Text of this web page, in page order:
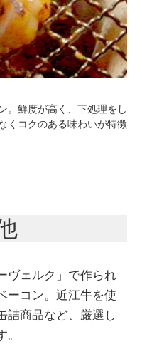
。鮮度が高く、下処理をし
くコクのある味わいが特徴
ヴェルク」で作られ
ーコン。近江牛を使
詰商品など、厳選し